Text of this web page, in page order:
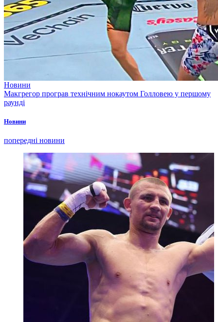
Новини
Макгрегор програв технічним нокаутом Голловею у першому
раунді
Новини
попередні новини